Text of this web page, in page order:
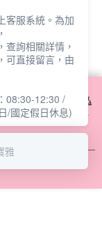
之詳情，及若您不希
請參閱本網站「
隱私
意本公司得按本網站使
客服系統。為加
查詢相關詳情，
可直接留言，由
08:30-12:30 /
/國定假日休息)
雅